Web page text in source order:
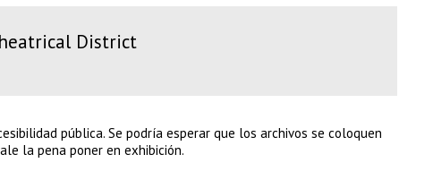
District
pública. Se podría esperar que los archivos se coloquen
la pena poner en exhibición.